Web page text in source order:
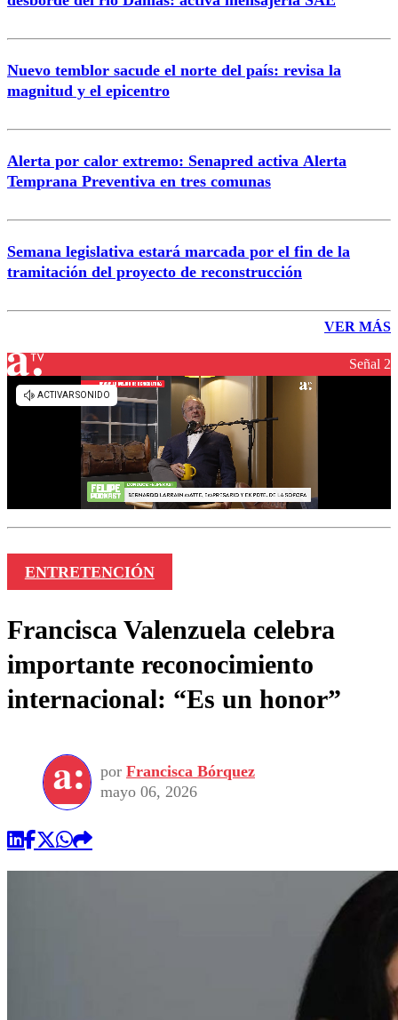
Nuevo temblor sacude el norte del país: revisa la
magnitud y el epicentro
Alerta por calor extremo: Senapred activa Alerta
Temprana Preventiva en tres comunas
Semana legislativa estará marcada por el fin de la
tramitación del proyecto de reconstrucción
VER MÁS
Señal 2
ENTRETENCIÓN
Francisca Valenzuela celebra
importante reconocimiento
internacional: “Es un honor”
por Francisca Bórquez
mayo 06, 2026